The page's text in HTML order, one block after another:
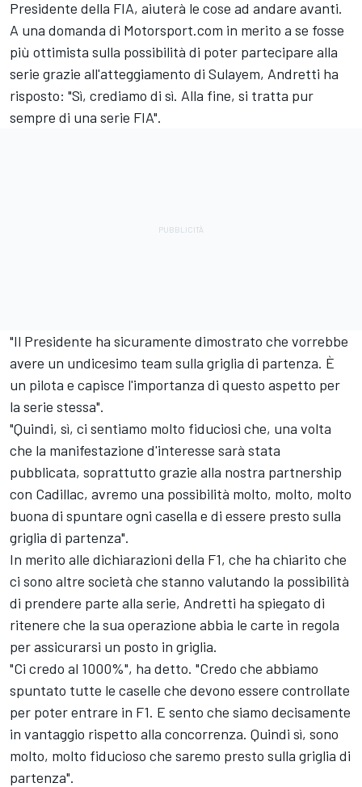
Presidente della FIA, aiuterà le cose ad andare avanti.
A una domanda di Motorsport.com in merito a se fosse
più ottimista sulla possibilità di poter partecipare alla
serie grazie all'atteggiamento di Sulayem, Andretti ha
risposto: "Sì, crediamo di sì. Alla fine, si tratta pur
sempre di una serie FIA".
"Il Presidente ha sicuramente dimostrato che vorrebbe
avere un undicesimo team sulla griglia di partenza. È
un pilota e capisce l'importanza di questo aspetto per
la serie stessa".
"Quindi, sì, ci sentiamo molto fiduciosi che, una volta
che la manifestazione d'interesse sarà stata
pubblicata, soprattutto grazie alla nostra partnership
con Cadillac, avremo una possibilità molto, molto, molto
buona di spuntare ogni casella e di essere presto sulla
griglia di partenza".
In merito alle dichiarazioni della F1, che ha chiarito che
ci sono altre società che stanno valutando la possibilità
di prendere parte alla serie, Andretti ha spiegato di
ritenere che la sua operazione abbia le carte in regola
per assicurarsi un posto in griglia.
"Ci credo al 1000%", ha detto. "Credo che abbiamo
spuntato tutte le caselle che devono essere controllate
per poter entrare in F1. E sento che siamo decisamente
in vantaggio rispetto alla concorrenza. Quindi sì, sono
molto, molto fiducioso che saremo presto sulla griglia di
partenza".